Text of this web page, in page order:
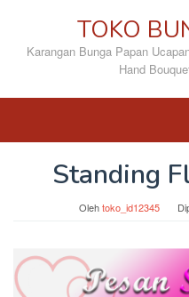
konten
TOKO
Karangan Bunga Papan
Hand
Standing
Olehtoko_id12345